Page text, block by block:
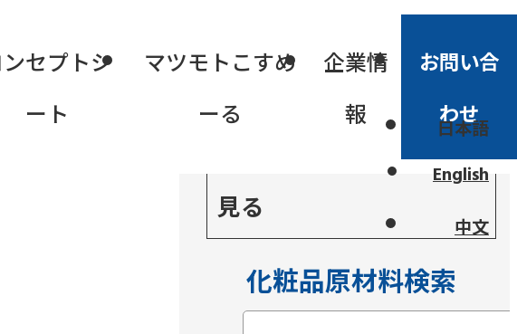
セプトシ
ート
マツモトこすめ
ーる
企業情
報
お問い合
わせ
日本語
English
中文
一括問い合わせリストを
見る
化粧品原材料検索